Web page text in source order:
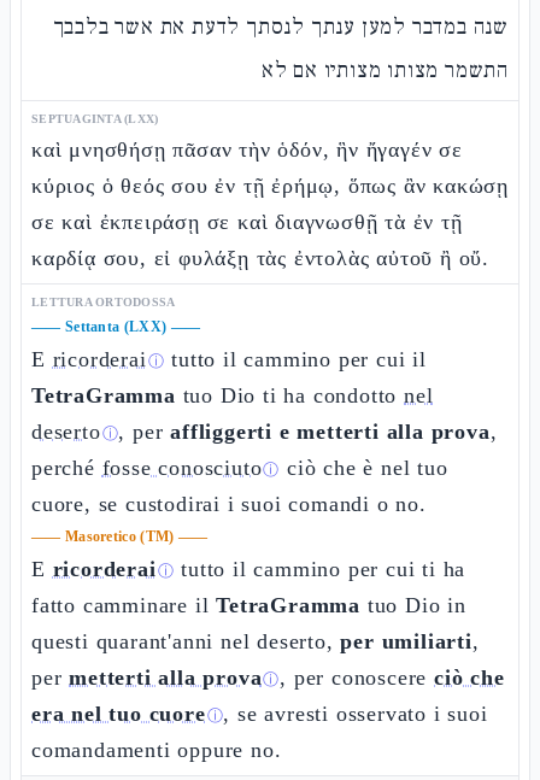
שנה במדבר למען ענתך לנסתך לדעת את אשר בלבבך
התשמר מצותו מצותיו אם לא
SEPTUAGINTA (LXX)
καὶ μνησθήσῃ πᾶσαν τὴν ὁδόν, ἣν ἤγαγέν σε
κύριος ὁ θεός σου ἐν τῇ ἐρήμῳ, ὅπως ἂν κακώσῃ
σε καὶ ἐκπειράσῃ σε καὶ διαγνωσθῇ τὰ ἐν τῇ
καρδίᾳ σου, εἰ φυλάξῃ τὰς ἐντολὰς αὐτοῦ ἢ οὔ.
LETTURA ORTODOSSA
—— Settanta (LXX) ——
E ricorderaiⓘ tutto il cammino per cui il
TetraGramma tuo Dio ti ha condottonel
desertoⓘ, peraffliggerti e metterti alla prova,
perché fosse conosciutoⓘ ciò che è nel tuo
cuore, se custodirai i suoi comandi o no.
—— Masoretico (TM) ——
E ricorderaiⓘ tutto il cammino per cui ti ha
fatto camminare ilTetraGramma tuo Dio in
questi quarant'anni nel deserto,per umiliarti,
permetterti alla provaⓘ, per conoscereciò che
era nel tuo cuoreⓘ, se avresti osservato i suoi
comandamenti oppure no.